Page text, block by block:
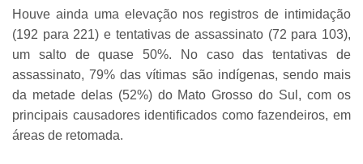
Houve ainda uma elevação nos registros de intimidação
(192 para 221) e tentativas de assassinato (72 para 103),
um salto de quase 50%. No caso das tentativas de
assassinato, 79% das vítimas são indígenas, sendo mais
da metade delas (52%) do Mato Grosso do Sul, com os
principais causadores identificados como fazendeiros, em
áreas de retomada.